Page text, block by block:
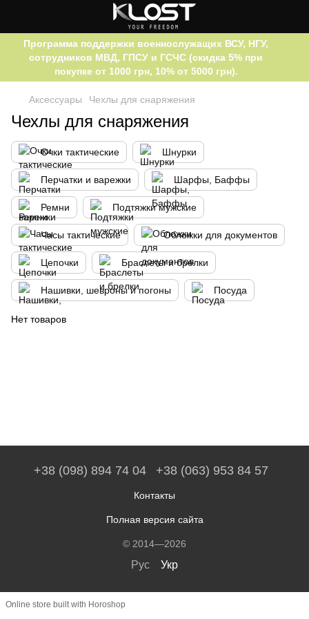
Программа поддержки военнослужащих ВСУ, НГУ,
сотрудников МВД, ГПСУ и ГСЧС (скидка 5% при
покупке от 1000 грн, 10% от 5000 грн).
Аксессуары Чехлы для снаряжения
Чехлы для снаряжения
Очки тактические Шнурки
Перчатки и варежки Шарфы, Баффы
Ремни Подтяжки мужские
Часы тактические Обложки для документов
Цепочки Браслеты и брелки
Нашивки, шевроны и погоны Посуда
Нет товаров
+38 (098) 894 74 04 +38 (063) 953 84 57
Контакты
Полная версия сайта
© 2014—2026
Рус Укр
Online store built with Horoshop